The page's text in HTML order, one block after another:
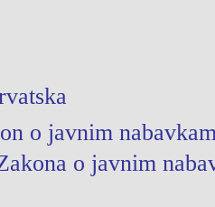
o javnim
o javnim